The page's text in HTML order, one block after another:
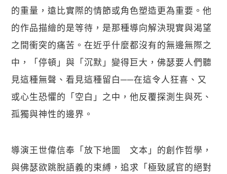
的重量，遠比實際的情節或角色塑造更為重要。他
的作品描繪的是等待，是那種導向解決現實與渴望
之間衝突的痛苦。在近乎什麼都沒有的無邊無際之
中，「停頓」與「沉默」變得巨大，佛瑟要人們聽
見這種無聲、看見這種留白──在這令人狂喜、又
或心生恐懼的「空白」之中，他反覆探測生與死、
孤獨與神性的邊界。
導演王世偉信奉「放下地圖　文本」的創作哲學，
與佛瑟欲跳脫語義的束縛，追求「極致感官的絕對